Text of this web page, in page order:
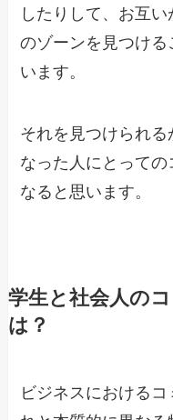
したりして、お互
のゾーンを見つけ
います。
それを見つけられ
なった人にとって
なると思います。
学生と社会人の
は？
ビジネスにおける